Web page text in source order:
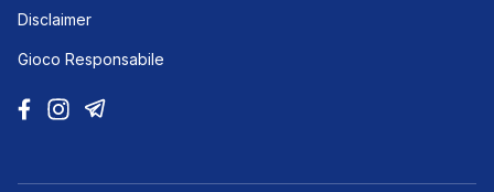
Disclaimer
Gioco Responsabile